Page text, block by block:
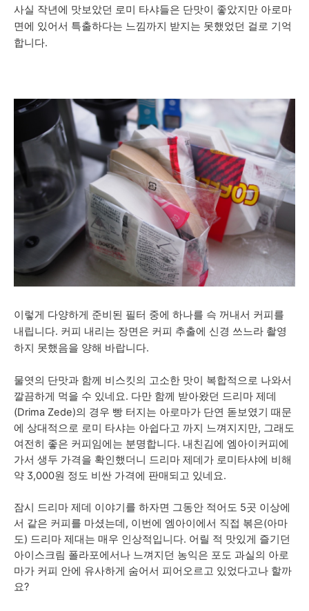
사실 작년에 맛보았던 로미 타샤들은 단맛이 좋았지만 아로마
면에 있어서 특출하다는 느낌까지 받지는 못했었던 걸로 기억
합니다.
이렇게 다양하게 준비된 필터 중에 하나를 슥 꺼내서 커피를
내립니다. 커피 내리는 장면은 커피 추출에 신경 쓰느라 촬영
하지 못했음을 양해 바랍니다.
물엿의 단맛과 함께 비스킷의 고소한 맛이 복합적으로 나와서
깔끔하게 먹을 수 있네요. 다만 함께 받아왔던 드리마 제데
(Drima Zede)의 경우 빵 터지는 아로마가 단연 돋보였기 때문
에 상대적으로 로미 타샤는 아쉽다고 까지 느껴지지만, 그래도
여전히 좋은 커피임에는 분명합니다. 내친김에 엠아이커피에
가서 생두 가격을 확인했더니 드리마 제데가 로미타샤에 비해
약 3,000원 정도 비싼 가격에 판매되고 있네요.
잠시 드리마 제데 이야기를 하자면 그동안 적어도 5곳 이상에
서 같은 커피를 마셨는데, 이번에 엠아이에서 직접 볶은(아마
도) 드리마 제대는 매우 인상적입니다. 어릴 적 맛있게 즐기던
아이스크림 폴라포에서나 느껴지던 농익은 포도 과실의 아로
마가 커피 안에 유사하게 숨어서 피어오르고 있었다고나 할까
요?